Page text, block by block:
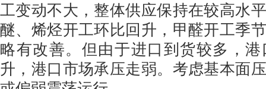
工变动不大，整体供应保持在较高水
醚、烯烃开工环比回升，甲醛开工季
略有改善。但由于进口到货较多，
升，港口市场承压走弱。考虑基本面